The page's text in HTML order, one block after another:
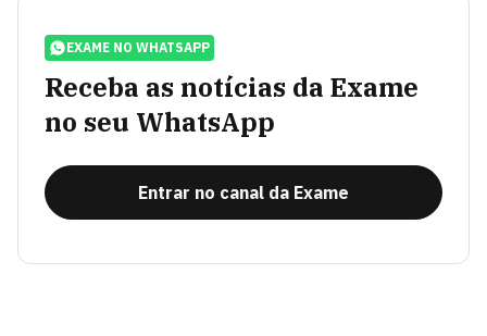
EXAME NO WHATSAPP
Receba as notícias da Exame
no seu WhatsApp
Entrar no canal da Exame